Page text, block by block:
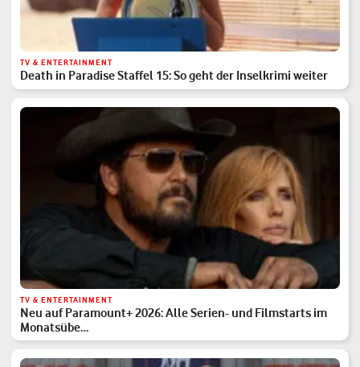
TV & ENTERTAINMENT
Death in Paradise Staffel 15: So geht der Inselkrimi weiter
TV & ENTERTAINMENT
Neu auf Paramount+ 2026: Alle Serien- und Filmstarts im
Monatsübe…